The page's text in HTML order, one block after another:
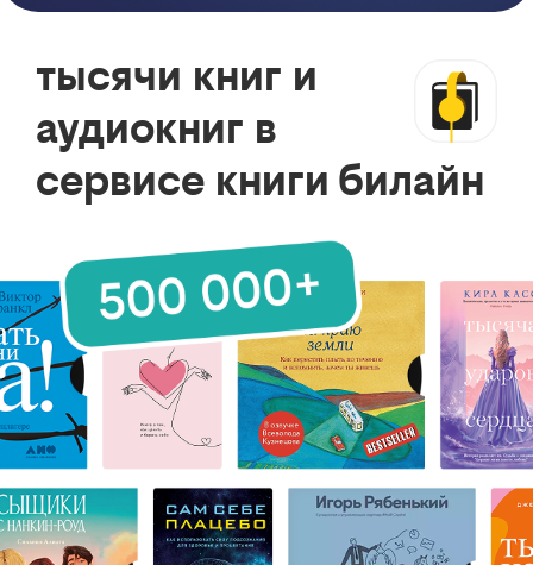
тысячи книг и
аудиокниг в
сервисе книги билайн